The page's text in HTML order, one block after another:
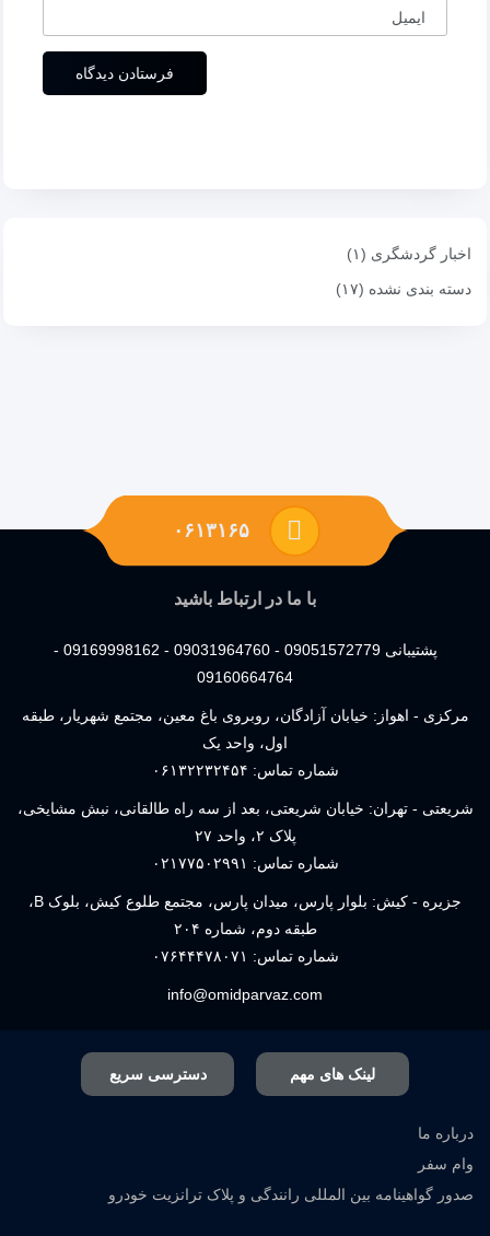
ایمیل
اخبار گردشگری (۱)
دسته بندی نشده (۱۷)
۰۶۱۳۱۶۵
با ما در ارتباط باشید
پشتیبانی 09051572779 - 09031964760 - 09169998162 -
09160664764
مرکزی - اهواز: خیابان آزادگان، روبروی باغ معین، مجتمع شهریار، طبقه
اول، واحد یک
شماره تماس: ۰۶۱۳۲۲۳۲۴۵۴
شریعتی - تهران: خیابان شریعتی، بعد از سه راه طالقانی، نبش مشایخی،
پلاک ۲، واحد ۲۷
شماره تماس: ۰۲۱۷۷۵۰۲۹۹۱
جزیره - کیش: بلوار پارس، میدان پارس، مجتمع طلوع کیش، بلوک B،
طبقه دوم، شماره ۲۰۴
شماره تماس: ۰۷۶۴۴۴۷۸۰۷۱
info@omidparvaz.com
لینک های مهم دسترسی سریع
درباره ما
وام سفر
صدور گواهینامه بین المللی رانندگی و پلاک ترانزیت خودرو